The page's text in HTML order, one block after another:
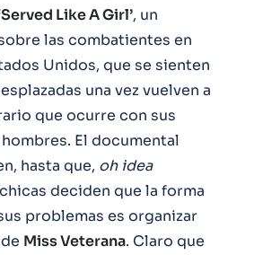
Like A Girl’, un
las combatientes en
Unidos, que se sienten
una vez vuelven a
que ocurre con sus
El documental
hasta que, oh idea
deciden que la forma
problemas es organizar
Miss Veterana. Claro que